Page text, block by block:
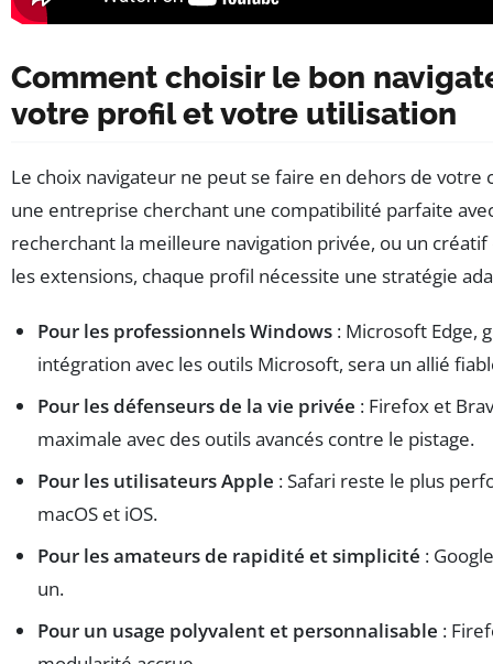
Comment choisir le bon
votre profil et votre utilisation
Le choix navigateur ne peut se faire en dehors de votre
une entreprise cherchant une compatibilité parfaite
recherchant la meilleure navigation privée, ou un
les extensions, chaque profil nécessite une stratégie
Pour les professionnels Windows : Microsoft Edge,
intégration avec les outils Microsoft, sera un allié
Pour les défenseurs de la vie privée : Firefox et
maximale avec des outils avancés contre le pistage.
Pour les utilisateurs Apple : Safari reste le plus
macOS et iOS.
Pour les amateurs de rapidité et simplicité :
un.
Pour un usage polyvalent et personnalisable :